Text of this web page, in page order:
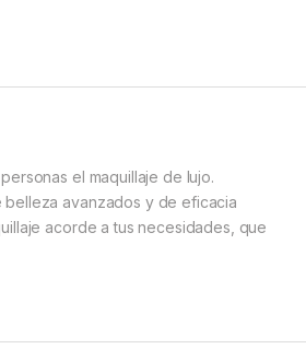
el maquillaje de lujo.
belleza avanzados y de eficacia
acorde a tus necesidades, que